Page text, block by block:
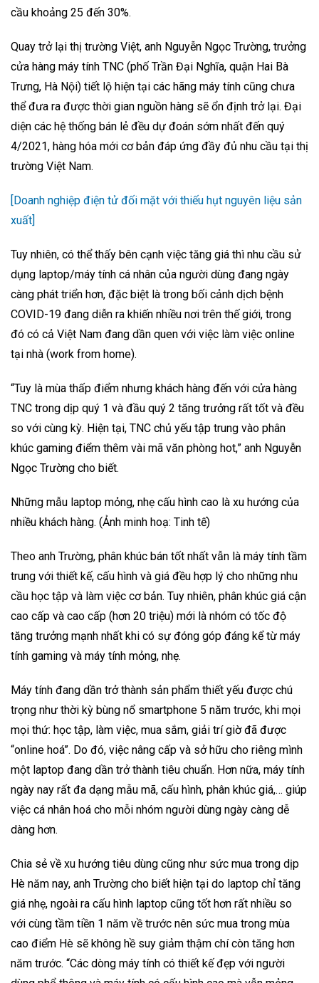
cầu khoảng 25 đến 30%.
Quay trở lại thị trường Việt, anh Nguyễn Ngọc Trường, trưởng
cửa hàng máy tính TNC (phố Trần Đại Nghĩa, quận Hai Bà
Trưng, Hà Nội) tiết lộ hiện tại các hãng máy tính cũng chưa
thể đưa ra được thời gian nguồn hàng sẽ ổn định trở lại. Đại
diện các hệ thống bán lẻ đều dự đoán sớm nhất đến quý
4/2021, hàng hóa mới cơ bản đáp ứng đầy đủ nhu cầu tại thị
trường Việt Nam.
[Doanh nghiệp điện tử đối mặt với thiếu hụt nguyên liệu sản
xuất]
Tuy nhiên, có thể thấy bên cạnh việc tăng giá thì nhu cầu sử
dụng laptop/máy tính cá nhân của người dùng đang ngày
càng phát triển hơn, đặc biệt là trong bối cảnh dịch bệnh
COVID-19 đang diễn ra khiến nhiều nơi trên thế giới, trong
đó có cả Việt Nam đang dần quen với việc làm việc online
tại nhà (work from home).
“Tuy là mùa thấp điểm nhưng khách hàng đến với cửa hàng
TNC trong dịp quý 1 và đầu quý 2 tăng trưởng rất tốt và đều
so với cùng kỳ. Hiện tại, TNC chủ yếu tập trung vào phân
khúc gaming điểm thêm vài mã văn phòng hot,” anh Nguyễn
Ngọc Trường cho biết.
Những mẫu laptop mỏng, nhẹ cấu hình cao là xu hướng của
nhiều khách hàng. (Ảnh minh hoạ: Tinh tế)
Theo anh Trường, phân khúc bán tốt nhất vẫn là máy tính tầm
trung với thiết kế, cấu hình và giá đều hợp lý cho những nhu
cầu học tập và làm việc cơ bản. Tuy nhiên, phân khúc giá cận
cao cấp và cao cấp (hơn 20 triệu) mới là nhóm có tốc độ
tăng trưởng mạnh nhất khi có sự đóng góp đáng kể từ máy
tính gaming và máy tính mỏng, nhẹ.
Máy tính đang dần trở thành sản phẩm thiết yếu được chú
trọng như thời kỳ bùng nổ smartphone 5 năm trước, khi mọi
mọi thứ: học tập, làm việc, mua sắm, giải trí giờ đã được
“online hoá”. Do đó, việc nâng cấp và sở hữu cho riêng mình
một laptop đang dần trở thành tiêu chuẩn. Hơn nữa, máy tính
ngày nay rất đa dạng mẫu mã, cấu hình, phân khúc giá,… giúp
việc cá nhân hoá cho mỗi nhóm người dùng ngày càng dễ
dàng hơn.
Chia sẻ về xu hướng tiêu dùng cũng như sức mua trong dịp
Hè năm nay, anh Trường cho biết hiện tại do laptop chỉ tăng
giá nhẹ, ngoài ra cấu hình laptop cũng tốt hơn rất nhiều so
với cùng tầm tiền 1 năm về trước nên sức mua trong mùa
cao điểm Hè sẽ không hề suy giảm thậm chí còn tăng hơn
năm trước. “Các dòng máy tính có thiết kế đẹp với người